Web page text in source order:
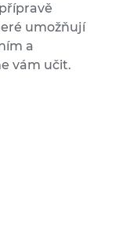
umožňují
a
vám učit.